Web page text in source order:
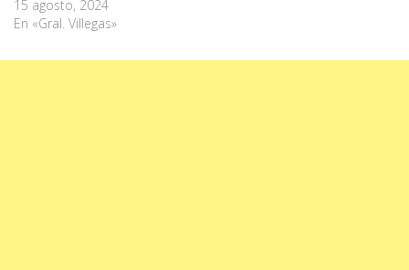
15 agosto, 2024
En «Gral. Villegas»